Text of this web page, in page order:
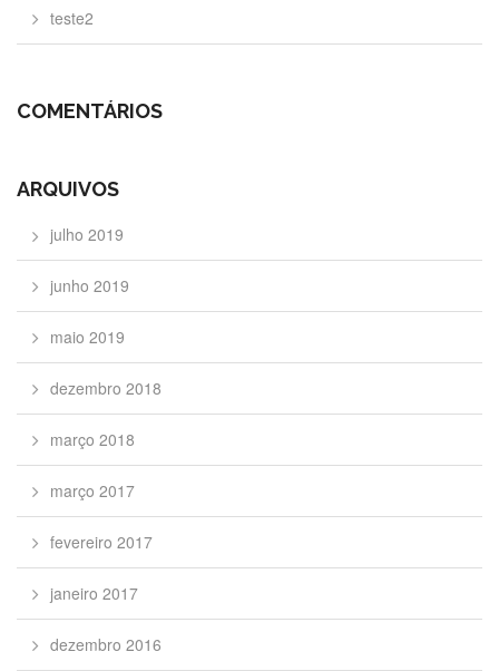
teste2
COMENTÁRIOS
ARQUIVOS
julho 2019
junho 2019
maio 2019
dezembro 2018
março 2018
março 2017
fevereiro 2017
janeiro 2017
dezembro 2016